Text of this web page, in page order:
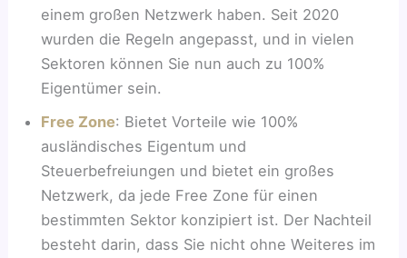
einem großen Netzwerk haben. Seit 2020
wurden die Regeln angepasst, und in vielen
Sektoren können Sie nun auch zu 100%
Eigentümer sein.
Free Zone: Bietet Vorteile wie 100%
ausländisches Eigentum und
Steuerbefreiungen und bietet ein großes
Netzwerk, da jede Free Zone für einen
bestimmten Sektor konzipiert ist. Der Nachteil
besteht darin, dass Sie nicht ohne Weiteres im